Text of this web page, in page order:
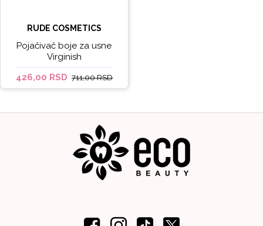
RUDE COSMETICS
Pojačivač boje za usne
Virginish
426,00 RSD 711,00 RSD